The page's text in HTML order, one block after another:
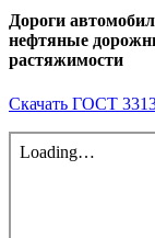
Дороги
нефтяные
растяжимости
Скачать ГОСТ